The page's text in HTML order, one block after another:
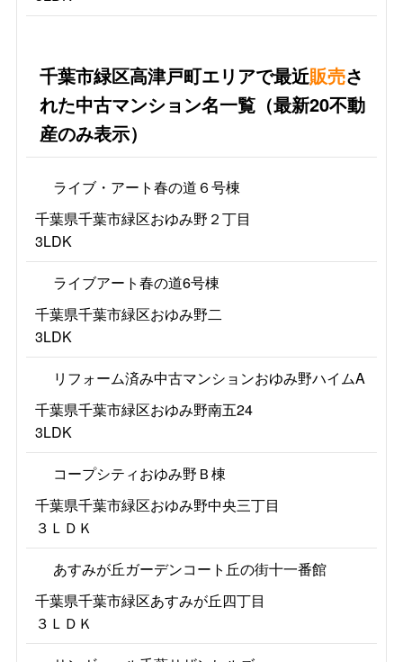
千葉市緑区高津戸町エリアで最近販売さ
れた中古マンション名一覧（最新20不動
産のみ表示）
ライブ・アート春の道６号棟
千葉県千葉市緑区おゆみ野２丁目
3LDK
ライブアート春の道6号棟
千葉県千葉市緑区おゆみ野二
3LDK
リフォーム済み中古マンションおゆみ野ハイムA
千葉県千葉市緑区おゆみ野南五24
3LDK
コープシティおゆみ野Ｂ棟
千葉県千葉市緑区おゆみ野中央三丁目
３ＬＤＫ
あすみが丘ガーデンコート丘の街十一番館
千葉県千葉市緑区あすみが丘四丁目
３ＬＤＫ